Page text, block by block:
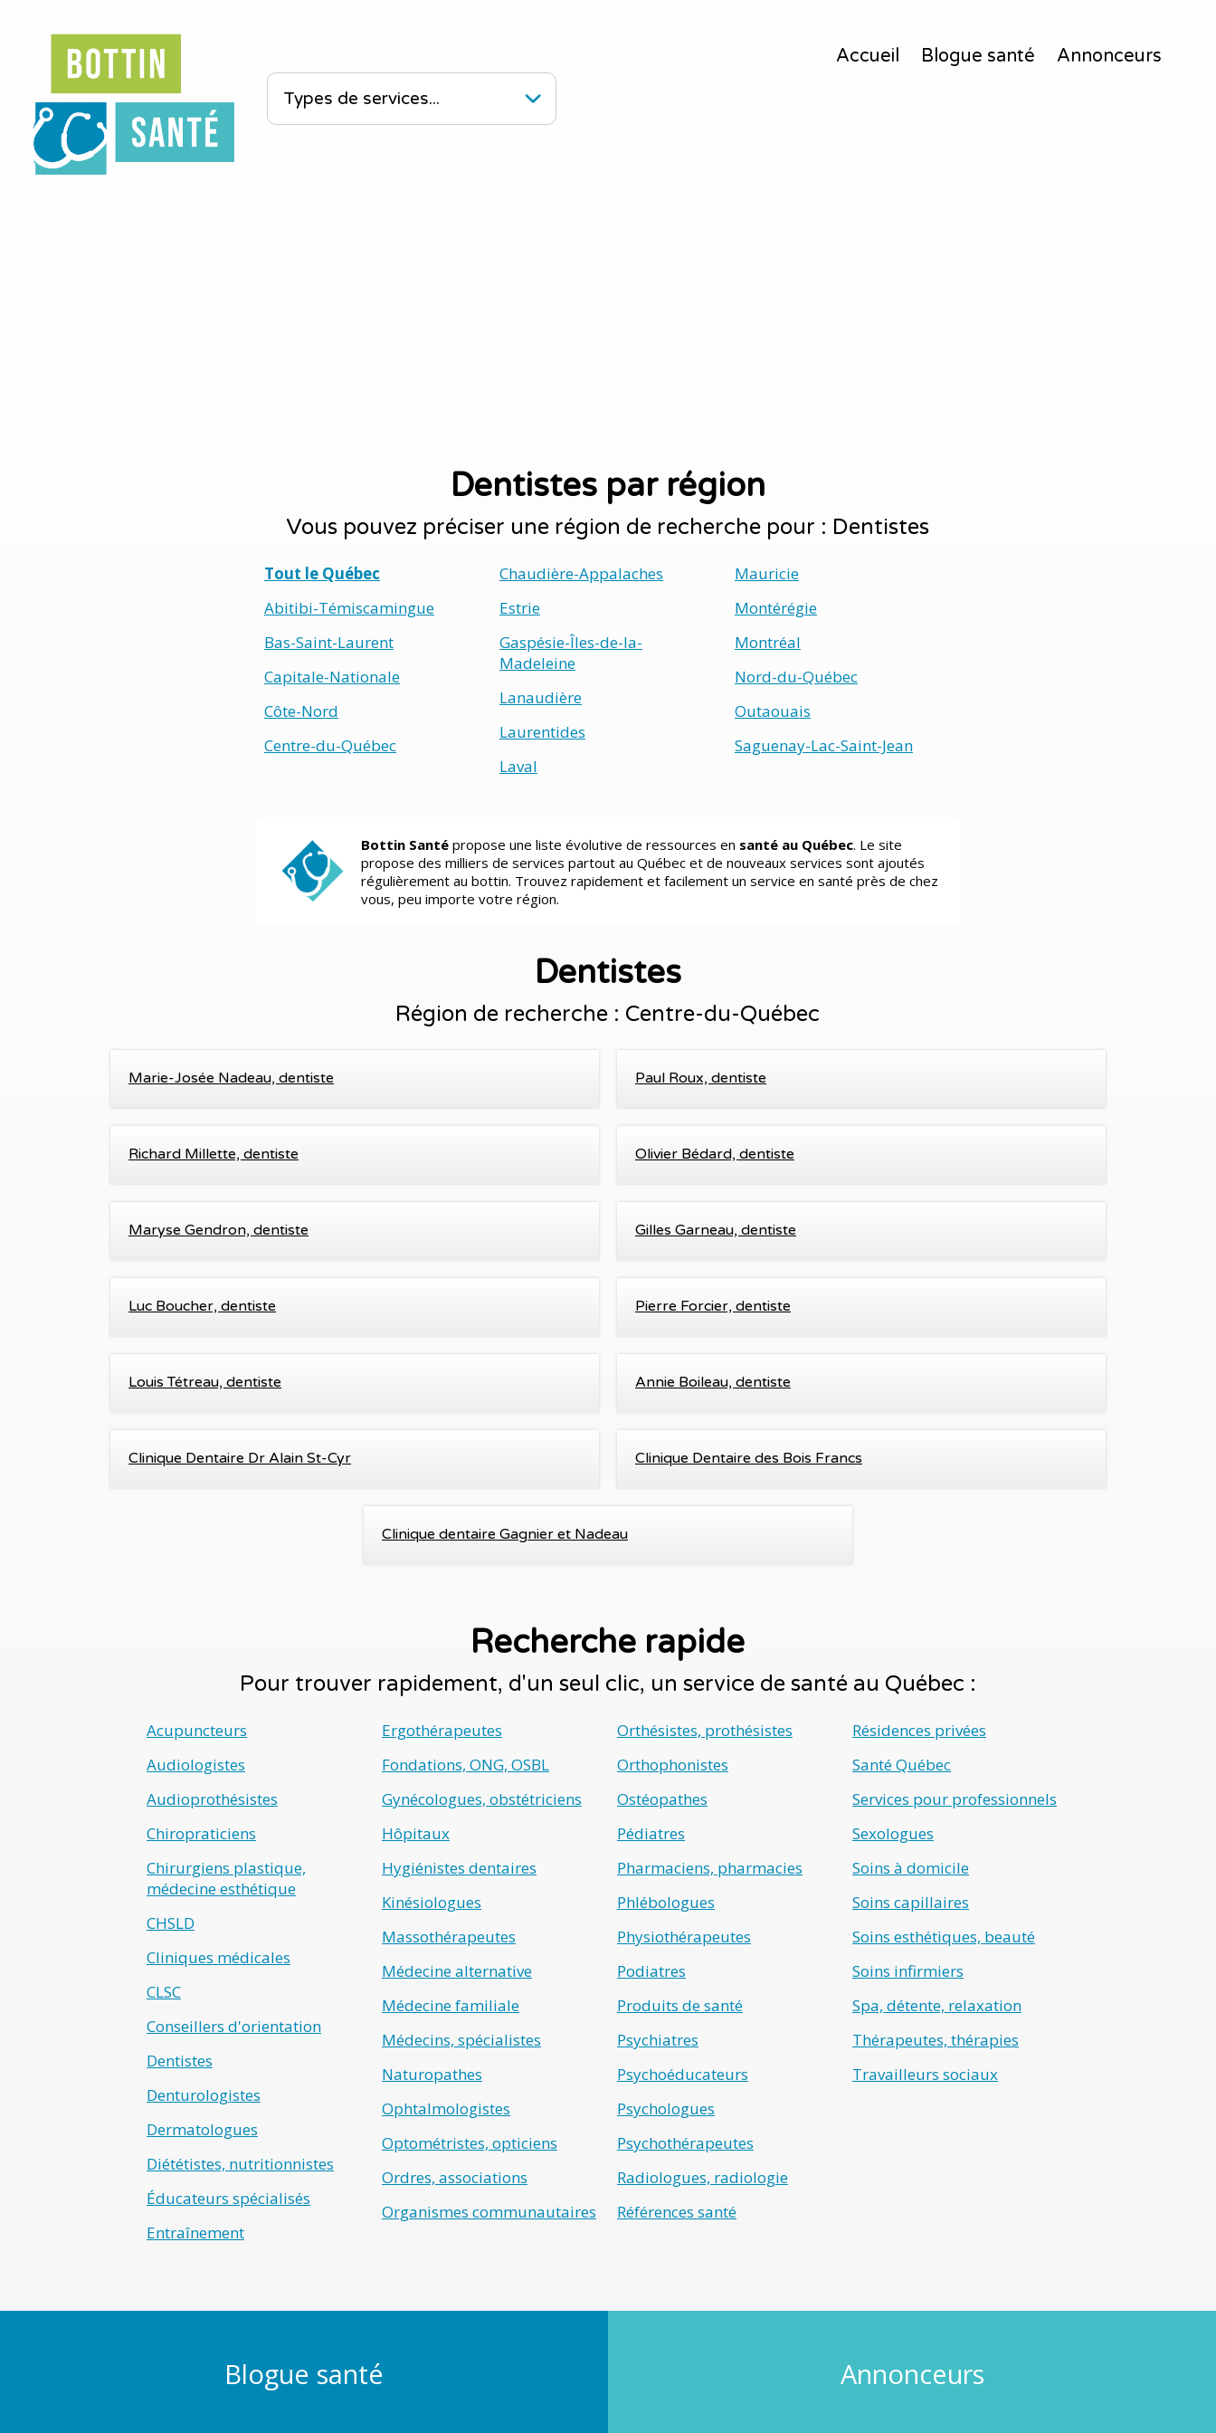
Accueil Blogue santé Annonceurs
Dentistes par région
Vous pouvez préciser une région de recherche pour : Dentistes
Tout le Québec
Abitibi-Témiscamingue
Bas-Saint-Laurent
Capitale-Nationale
Côte-Nord
Centre-du-Québec
Chaudière-Appalaches
Estrie
Gaspésie-Îles-de-la-
Madeleine
Lanaudière
Laurentides
Laval
Mauricie
Montérégie
Montréal
Nord-du-Québec
Outaouais
Saguenay-Lac-Saint-Jean
Bottin Santé propose une liste évolutive de ressources en santé au Québec. Le site
propose des milliers de services partout au Québec et de nouveaux services sont ajoutés
régulièrement au bottin. Trouvez rapidement et facilement un service en santé près de chez
vous, peu importe votre région.
Dentistes
Région de recherche : Centre-du-Québec
Marie-Josée Nadeau, dentiste Paul Roux, dentiste
Richard Millette, dentiste Olivier Bédard, dentiste
Maryse Gendron, dentiste Gilles Garneau, dentiste
Luc Boucher, dentiste Pierre Forcier, dentiste
Louis Tétreau, dentiste Annie Boileau, dentiste
Clinique Dentaire Dr Alain St-Cyr‎ Clinique Dentaire des Bois Francs
Clinique dentaire Gagnier et Nadeau
Recherche rapide
Pour trouver rapidement, d'un seul clic, un service de santé au Québec :
Acupuncteurs
Audiologistes
Audioprothésistes
Chiropraticiens
Chirurgiens plastique,
médecine esthétique
CHSLD
Cliniques médicales
CLSC
Conseillers d'orientation
Dentistes
Denturologistes
Dermatologues
Diététistes, nutritionnistes
Éducateurs spécialisés
Entraînement
Ergothérapeutes
Fondations, ONG, OSBL
Gynécologues, obstétriciens
Hôpitaux
Hygiénistes dentaires
Kinésiologues
Massothérapeutes
Médecine alternative
Médecine familiale
Médecins, spécialistes
Naturopathes
Ophtalmologistes
Optométristes, opticiens
Ordres, associations
Organismes communautaires
Orthésistes, prothésistes
Orthophonistes
Ostéopathes
Pédiatres
Pharmaciens, pharmacies
Phlébologues
Physiothérapeutes
Podiatres
Produits de santé
Psychiatres
Psychoéducateurs
Psychologues
Psychothérapeutes
Radiologues, radiologie
Références santé
Résidences privées
Santé Québec
Services pour professionnels
Sexologues
Soins à domicile
Soins capillaires
Soins esthétiques, beauté
Soins infirmiers
Spa, détente, relaxation
Thérapeutes, thérapies
Travailleurs sociaux
Blogue santé Annonceurs